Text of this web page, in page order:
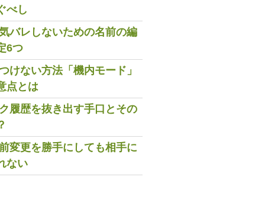
べし
バレしないための名前の編
6つ
けない方法「機内モード」
点とは
履歴を抜き出す手口とその
変更を勝手にしても相手に
ない